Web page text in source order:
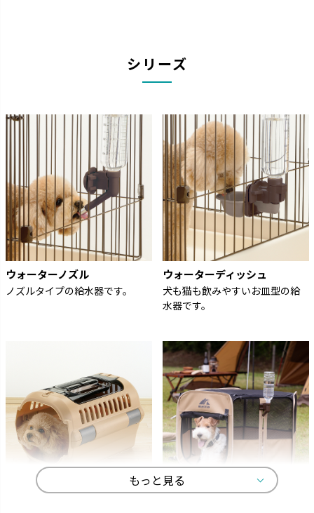
シリーズ
ウォーターノズル
ノズルタイプの給水器です。
ウォーターディッシュ
犬も猫も飲みやすいお皿型の給
水器です。
もっと見る